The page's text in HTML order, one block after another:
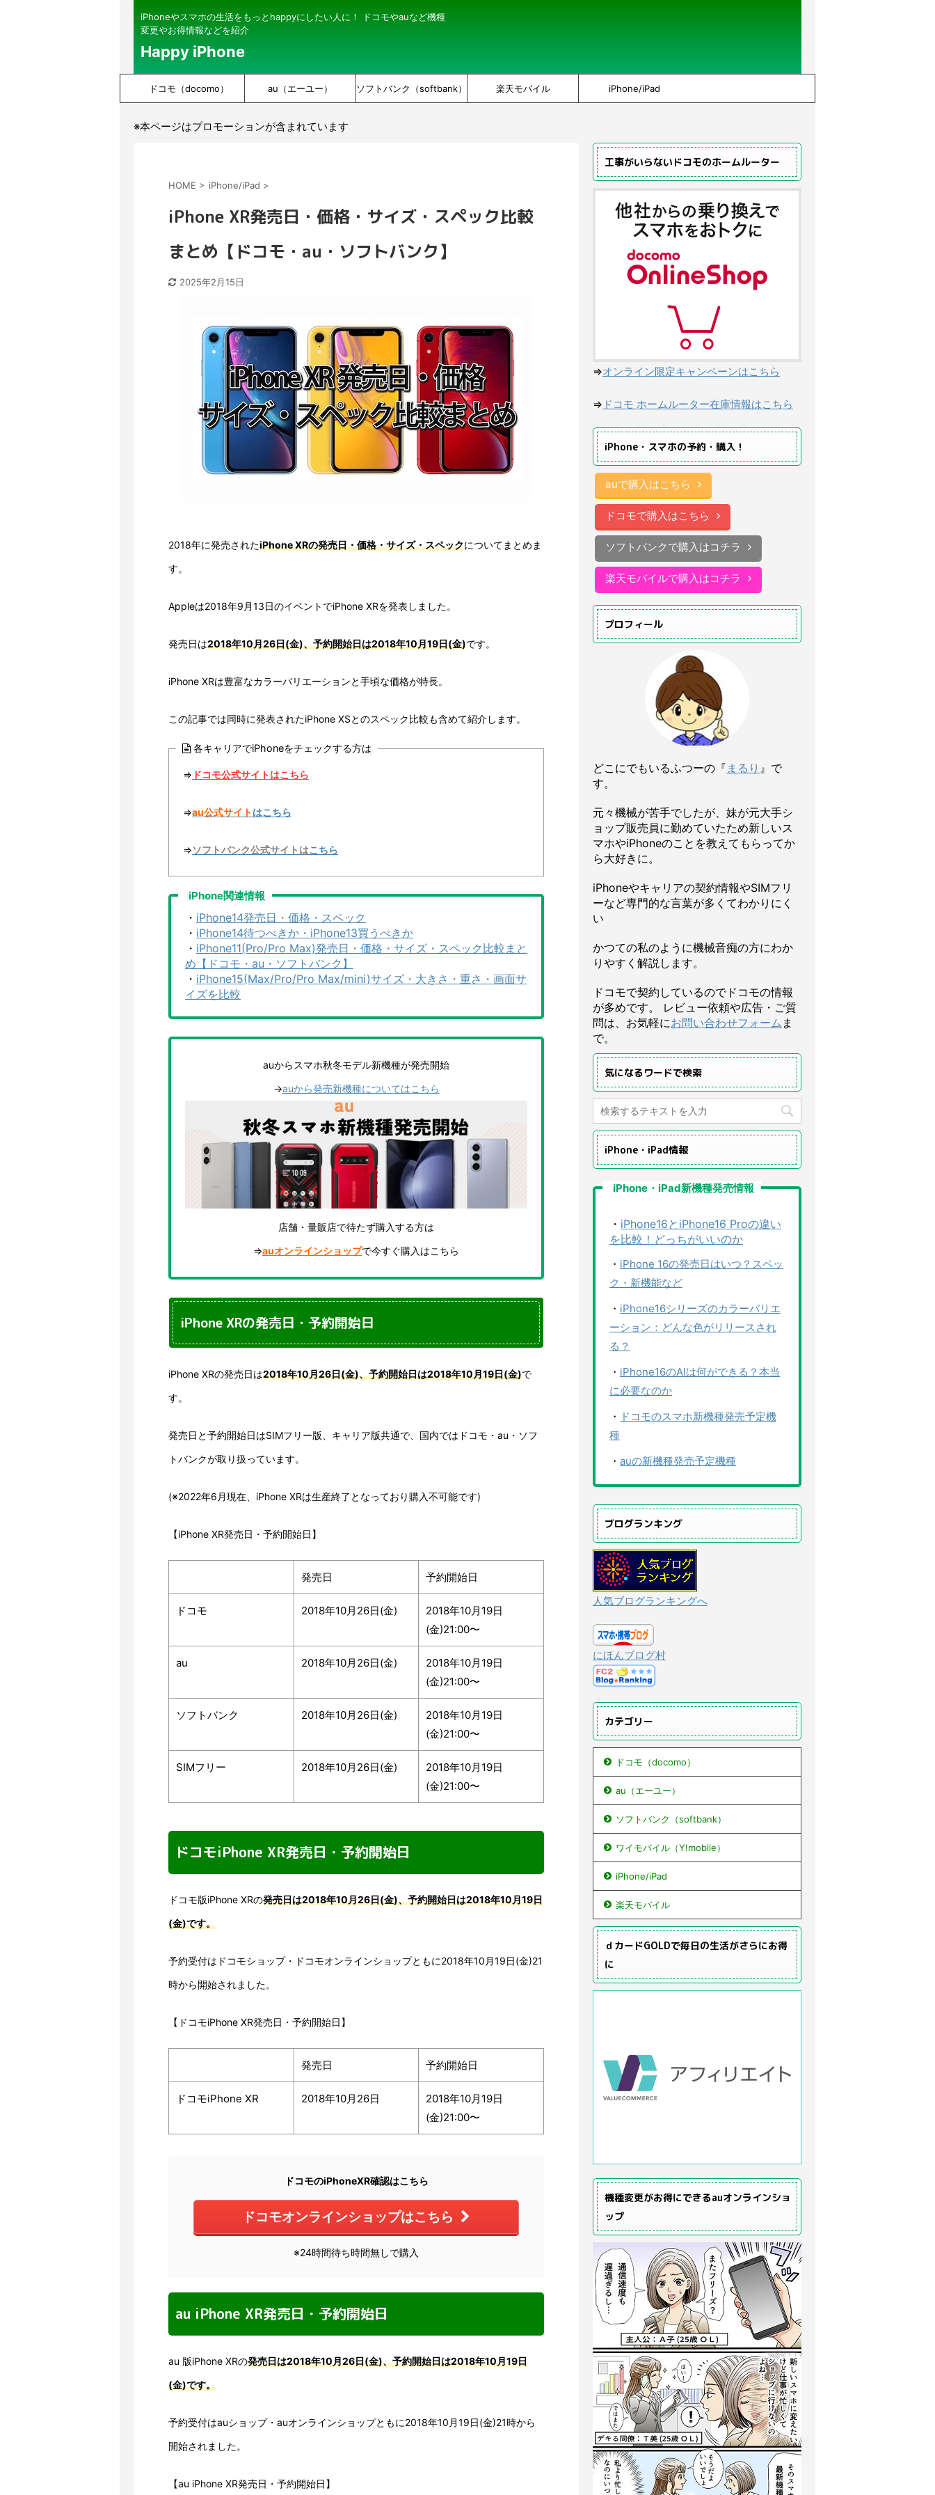
iPhoneやスマホの生活をもっとhappyにしたい人に！ ドコモやauなど機種
変更やお得情報などを紹介
Happy iPhone
ドコモ（docomo） au（エーユー） ソフトバンク（softbank） 楽天モバイル iPhone/iPad
※本ページはプロモーションが含まれています
HOME > iPhone/iPad >
iPhone XR発売日・価格・サイズ・スペック比較
まとめ【ドコモ・au・ソフトバンク】
2025年2月15日
2018年に発売されたiPhone XRの発売日・価格・サイズ・スペックについてまとめま
す。
Appleは2018年9月13日のイベントでiPhone XRを発表しました。
発売日は2018年10月26日(金)、予約開始日は2018年10月19日(金)です。
iPhone XRは豊富なカラーバリエーションと手頃な価格が特長。
この記事では同時に発表されたiPhone XSとのスペック比較も含めて紹介します。
各キャリアでiPhoneをチェックする方は
⇒ ドコモ公式サイトはこちら
⇒au公式サイトはこちら
⇒ソフトバンク公式サイトはこちら
iPhone関連情報
・ iPhone14発売日・価格・スペック
・ iPhone14待つべきか・iPhone13買うべきか
・ iPhone11(Pro/Pro Max)発売日・価格・サイズ・スペック比較まと
め【ドコモ・au・ソフトバンク】
・ iPhone15(Max/Pro/Pro Max/mini)サイズ・大きさ・重さ・画面サ
イズを比較
auからスマホ秋冬モデル新機種が発売開始
→auから発売新機種についてはこちら
店舗・量販店で待たず購入する方は
⇒auオンラインショップで今すぐ購入はこちら
iPhone XRの発売日・予約開始日
iPhone XRの発売日は2018年10月26日(金)、予約開始日は2018年10月19日(金)で
す。
発売日と予約開始日はSIMフリー版、キャリア版共通で、国内ではドコモ・au・ソフ
トバンクが取り扱っています。
(※2022年6月現在、iPhone XRは生産終了となっており購入不可能です)
【iPhone XR発売日・予約開始日】
発売日 予約開始日
ドコモ 2018年10月26日(金)
2018年10月19日
(金)21:00〜
au 2018年10月26日(金)
2018年10月19日
(金)21:00〜
ソフトバンク 2018年10月26日(金)
2018年10月19日
(金)21:00〜
SIMフリー 2018年10月26日(金)
2018年10月19日
(金)21:00〜
ドコモiPhone XR発売日・予約開始日
ドコモ版iPhone XRの発売日は2018年10月26日(金)、予約開始日は2018年10月19日
(金)です。
予約受付はドコモショップ・ドコモオンラインショップともに2018年10月19日(金)21
時から開始されました。
【ドコモiPhone XR発売日・予約開始日】
発売日 予約開始日
ドコモiPhone XR 2018年10月26日
2018年10月19日
(金)21:00〜
ドコモのiPhoneXR確認はこちら
ドコモオンラインショップはこちら
※24時間待ち時間無しで購入
au iPhone XR発売日・予約開始日
au 版iPhone XRの発売日は2018年10月26日(金)、予約開始日は2018年10月19日
(金)です。
予約受付はauショップ・auオンラインショップともに2018年10月19日(金)21時から
開始されました。
【au iPhone XR発売日・予約開始日】
工事がいらないドコモのホームルーター
⇒オンライン限定キャンペーンはこちら
⇒ ドコモ ホームルーター在庫情報はこちら
iPhone・スマホの予約・購入！
auで購入はこちら
ドコモで購入はこちら
ソフトバンクで購入はコチラ
楽天モバイルで購入はコチラ
プロフィール
どこにでもいるふつーの『 まるり 』で
す。
元々機械が苦手でしたが、妹が元大手シ
ョップ販売員に勤めていたため新しいス
マホやiPhoneのことを教えてもらってか
ら大好きに。
iPhoneやキャリアの契約情報やSIMフリ
ーなど専門的な言葉が多くてわかりにく
い
かつての私のように機械音痴の方にわか
りやすく解説します。
ドコモで契約しているのでドコモの情報
が多めです。 レビュー依頼や広告・ご質
問は、お気軽にお問い合わせフォーム ま
で。
気になるワードで検索
iPhone・iPad情報
iPhone・iPad新機種発売情報
・ iPhone16とiPhone16 Proの違い
を比較！どっちがいいのか
・ iPhone 16の発売日はいつ？スペッ
ク・新機能など
・ iPhone16シリーズのカラーバリエ
ーション：どんな色がリリースされ
る？
・ iPhone16のAIは何ができる？本当
に必要なのか
・ ドコモのスマホ新機種発売予定機
種
・ auの新機種発売予定機種
ブログランキング
人気ブログランキングへ
にほんブログ村
カテゴリー
ドコモ（docomo）
au（エーユー）
ソフトバンク（softbank）
ワイモバイル（Y!mobile）
iPhone/iPad
楽天モバイル
ｄカードGOLDで毎日の生活がさらにお得
に
機種変更がお得にできるauオンラインショ
ップ